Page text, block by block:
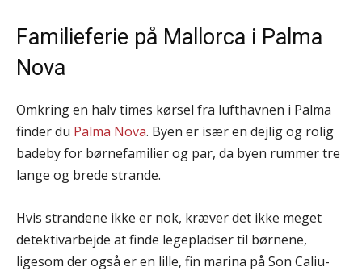
Familieferie på Mallorca i Palma
Nova
Omkring en halv times kørsel fra lufthavnen i Palma
finder du Palma Nova. Byen er især en dejlig og rolig
badeby for børnefamilier og par, da byen rummer tre
lange og brede strande.
Hvis strandene ikke er nok, kræver det ikke meget
detektivarbejde at finde legepladser til børnene,
ligesom der også er en lille, fin marina på Son Caliu-